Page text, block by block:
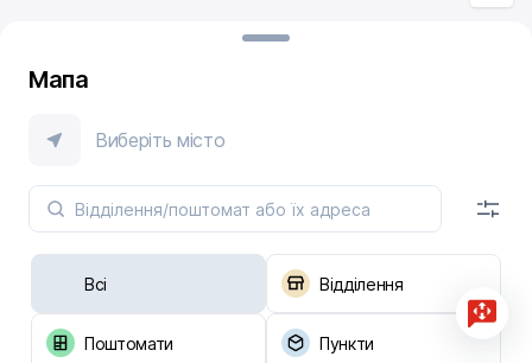
Мапа
Виберіть місто
Всі Відділення
Поштомати Пункти